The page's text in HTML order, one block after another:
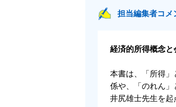
１ はじめに
２ 対応と不確実性の解消
４ おわりに
第８章 公正価値会計の
１ はじめに
２ 公正価値の目的適合性
担当編集者コメ
経済的所得概念
本書は、「所得
係や、「のれん」
井尻雄士先生を起